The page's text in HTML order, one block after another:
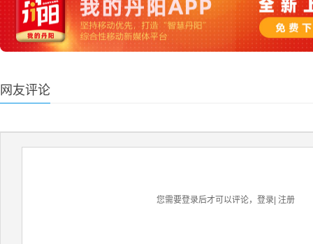
网友评论
您需要登录后才可以评论， 登录 注册